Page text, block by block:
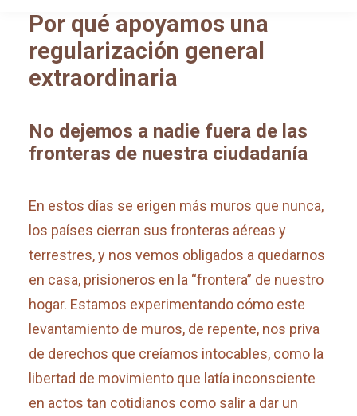
Por qué apoyamos una
regularización general
extraordinaria
No dejemos a nadie fuera de las
fronteras de nuestra ciudadanía
En estos días se erigen más muros que nunca,
los países cierran sus fronteras aéreas y
terrestres, y nos vemos obligados a quedarnos
en casa, prisioneros en la “frontera” de nuestro
hogar. Estamos experimentando cómo este
levantamiento de muros, de repente, nos priva
de derechos que creíamos intocables, como la
libertad de movimiento que latía inconsciente
en actos tan cotidianos como salir a dar un